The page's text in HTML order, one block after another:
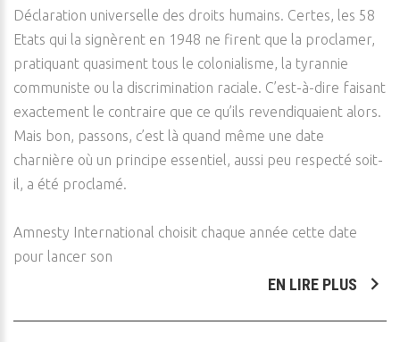
Déclaration universelle des droits humains. Certes, les 58
Etats qui la signèrent en 1948 ne firent que la proclamer,
pratiquant quasiment tous le colonialisme, la tyrannie
communiste ou la discrimination raciale. C’est-à-dire faisant
exactement le contraire que ce qu’ils revendiquaient alors.
Mais bon, passons, c’est là quand même une date
charnière où un principe essentiel, aussi peu respecté soit-
il, a été proclamé.
Amnesty International choisit chaque année cette date
pour lancer son
EN LIRE PLUS